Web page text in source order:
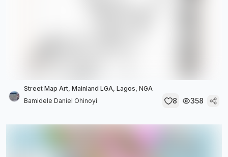
Street Map Art, Mainland LGA, Lagos, NGA
Bamidele Daniel Ohinoyi
8 358